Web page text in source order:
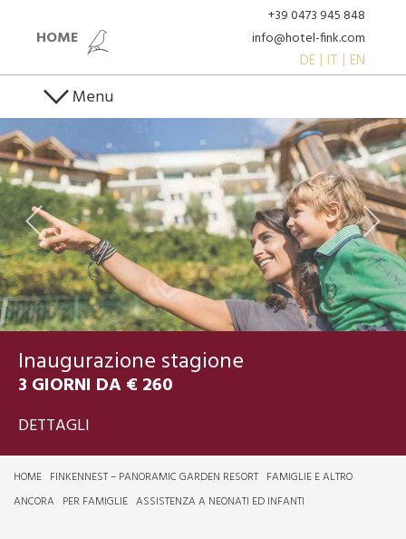
HOME
+39 0473 945 848
info@hotel-fink.com
DE IT EN
Menu
Inaugurazione stagione
3 GIORNI DA € 260
DETTAGLI
HOME FINKENNEST – PANORAMIC GARDEN RESORT FAMIGLIE E ALTRO
ANCORA PER FAMIGLIE ASSISTENZA A NEONATI ED INFANTI